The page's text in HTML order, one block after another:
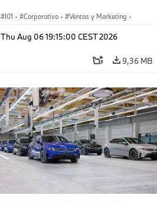
I01 · Corporativo · Ventas y Marketing ·
Thu Aug 06 19:15:00 CEST 2026
9,36 MB